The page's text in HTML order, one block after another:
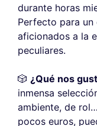
durante horas
Perfecto para un
aficionados a la
peculiares.
🎲 ¿Qué nos
inmensa
ambiente, de
pocos euros,